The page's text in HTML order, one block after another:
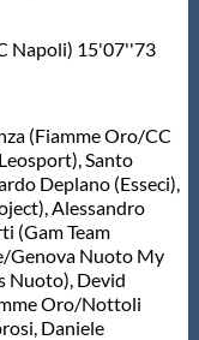
Napoli) 15'07''73
(Fiamme Oro/CC
Santo
Deplano (Esseci),
Alessandro
(Gam Team
Genova Nuoto My
Nuoto), Devid
Oro/Nottoli
Daniele